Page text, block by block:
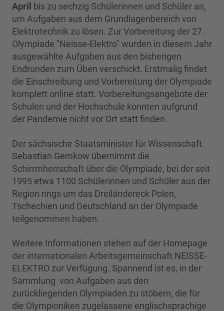
April bis zu sechzig Schülerinnen und Schüler an,
um Aufgaben aus dem Grundlagenbereich von
Elektrotechnik zu lösen. Zur Vorbereitung der 27.
Olympiade "Neisse-Elektro" wurden in diesem Jahr
ausgewählte Aufgaben aus den bisherigen
Endrunden zum Üben verschickt. Erstmalig findet
die Einschreibung und Vorbereitung der Olympiade
komplett online statt. Vorbereitungsangebote der
Schulen und der Hochschule konnten aufgrund
der Pandemie nicht vor Ort statt finden.
Der sächsische Staatsminister für Wissenschaft
Sebastian Gemkow übernimmt die
Schirrmherrschaft über die Olympiade, bei der seit
1995 etwa 1100 Schülerinnen und Schüler aus der
Region rings um das Dreiländereck Polen,
Tschechien und Deutschland an der Olympiade
teilgenommen haben.
Weitere Informationen stehen auf der Homepage
der internationalen Arbeitsgemeinschaft NEISSE-
ELEKTRO zur Verfügung. Spannend ist es, in der
Sammlung von Aufgaben aus den
zurückliegenden Olympiaden zu stöbern, die für
die Olympioniken zugelassene englischsprachige